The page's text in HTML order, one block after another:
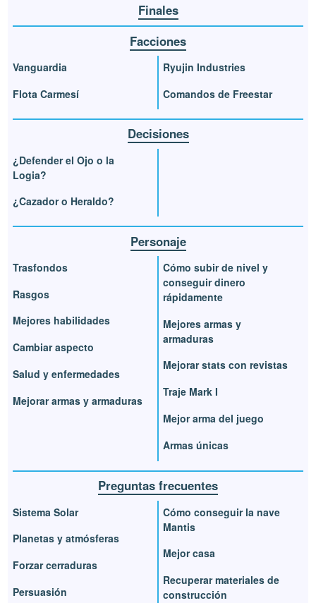
Finales
Facciones
Vanguardia
Flota Carmesí
Ryujin Industries
Comandos de Freestar
Decisiones
¿Defender el Ojo o la
Logia?
¿Cazador o Heraldo?
Personaje
Trasfondos
Rasgos
Mejores habilidades
Cambiar aspecto
Salud y enfermedades
Mejorar armas y armaduras
Cómo subir de nivel y
conseguir dinero
rápidamente
Mejores armas y
armaduras
Mejorar stats con revistas
Traje Mark I
Mejor arma del juego
Armas únicas
Preguntas frecuentes
Sistema Solar
Planetas y atmósferas
Forzar cerraduras
Persuasión
Cómo conseguir la nave
Mantis
Mejor casa
Recuperar materiales de
construcción